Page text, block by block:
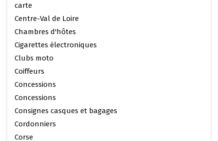
carte
Centre-Val de Loire
Chambres d'hôtes
Cigarettes électroniques
Clubs moto
Coiffeurs
Concessions
Concessions
Consignes casques et bagages
Cordonniers
Corse